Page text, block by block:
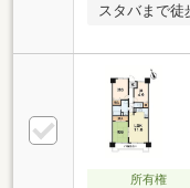
スタバまで徒
所有権